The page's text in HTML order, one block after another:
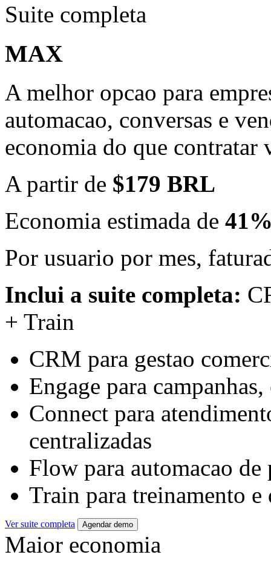
Suite completa
MAX
A melhor opcao para
automacao, conversas e
economia do que contratar
A partir de $179 BRL
Economia estimada de
Por usuario por mes,
Inclui a suite completa:
+ Train
CRM para gestao
Engage para
Connect para
centralizadas
Flow para automacao de
Train para treinamento
Ver suite completa Agendar demo
Maior economia